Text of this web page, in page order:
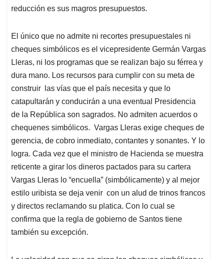
reducción es sus magros presupuestos.
El único que no admite ni recortes presupuestales ni
cheques simbólicos es el vicepresidente Germán Vargas
Lleras, ni los programas que se realizan bajo su férrea y
dura mano. Los recursos para cumplir con su meta de
construir las vías que el país necesita y que lo
catapultarán y conducirán a una eventual Presidencia
de la República son sagrados. No admiten acuerdos o
chequenes simbólicos. Vargas Lleras exige cheques de
gerencia, de cobro inmediato, contantes y sonantes. Y lo
logra. Cada vez que el ministro de Hacienda se muestra
reticente a girar los dineros pactados para su cartera
Vargas Lleras lo “encuella” (simbólicamente) y al mejor
estilo uribista se deja venir con un alud de trinos francos
y directos reclamando su platica. Con lo cual se
confirma que la regla de gobierno de Santos tiene
también su excepción.